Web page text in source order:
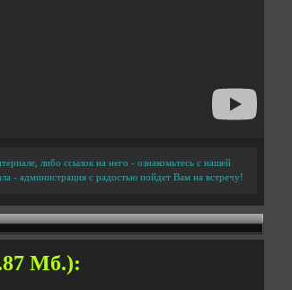
либо ссылок на него - ознакомьтесь с нашей
- администрация с радостью пойдет Вам на встречу!
Мб.):